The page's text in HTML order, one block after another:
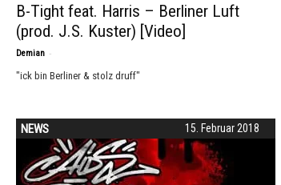
B-Tight feat. Harris – Berliner Luft
(prod. J.S. Kuster) [Video]
Demian -
"ick bin Berliner & stolz druff"
15. Februar 2018
NEWS